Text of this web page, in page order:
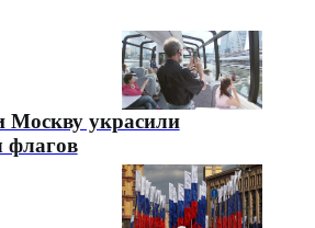
Москву украсили
флагов